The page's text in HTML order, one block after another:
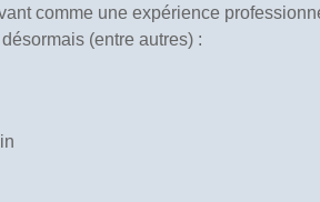
comme une expérience
(entre autres) :